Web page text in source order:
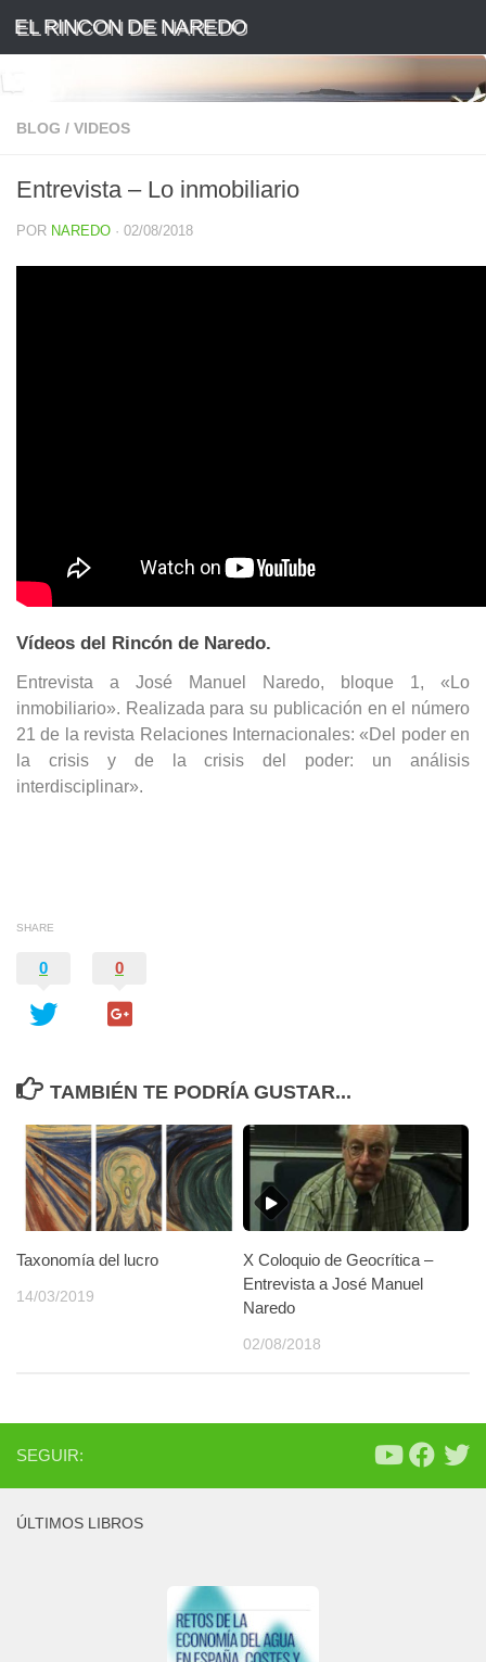
Saltar al contenido
EL RINCON DE NAREDO
BLOG / VIDEOS
Entrevista – Lo inmobiliario
POR NAREDO · 02/08/2018
Vídeos del Rincón de Naredo.
Entrevista a José Manuel Naredo, bloque 1, «Lo
inmobiliario». Realizada para su publicación en el número
21 de la revista Relaciones Internacionales: «Del poder en
la crisis y de la crisis del poder: un análisis
interdisciplinar».
SHARE
0 0
TAMBIÉN TE PODRÍA GUSTAR...
Taxonomía del lucro
14/03/2019
X Coloquio de Geocrítica –
Entrevista a José Manuel
Naredo
02/08/2018
SEGUIR:
ÚLTIMOS LIBROS